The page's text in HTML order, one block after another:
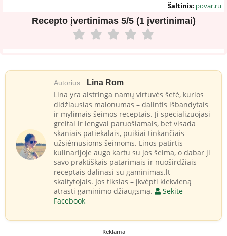
Šaltinis: povar.ru
Recepto įvertinimas 5/5 (1 įvertinimai)
Autorius: Lina Rom
Lina yra aistringa namų virtuvės šefė, kurios
didžiausias malonumas – dalintis išbandytais
ir mylimais šeimos receptais. Ji specializuojasi
greitai ir lengvai paruošiamais, bet visada
skaniais patiekalais, puikiai tinkančiais
užsiėmusioms šeimoms. Linos patirtis
kulinarijoje augo kartu su jos šeima, o dabar ji
savo praktiškais patarimais ir nuoširdžiais
receptais dalinasi su gaminimas.lt
skaitytojais. Jos tikslas – įkvėpti kiekvieną
atrasti gaminimo džiaugsmą.
Sekite
Facebook
Reklama